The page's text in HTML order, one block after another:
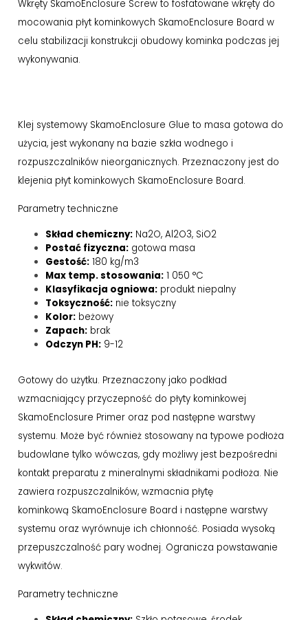
Wkręty SkamoEnclosure Screw to fosfatowane wkręty do
mocowania płyt kominkowych SkamoEnclosure Board w
celu stabilizacji konstrukcji obudowy kominka podczas jej
wykonywania.
Klej systemowy SkamoEnclosure Glue to masa gotowa do
użycia, jest wykonany na bazie szkła wodnego i
rozpuszczalników nieorganicznych. Przeznaczony jest do
klejenia płyt kominkowych SkamoEnclosure Board.
Parametry techniczne
Skład chemiczny: Na2O, Al2O3, SiO2
Postać fizyczna: gotowa masa
Gestość: 180 kg/m3
Max temp. stosowania: 1 050 °C
Klasyfikacja ogniowa: produkt niepalny
Toksyczność: nie toksyczny
Kolor: beżowy
Zapach: brak
Odczyn PH: 9-12
Gotowy do użytku. Przeznaczony jako podkład
wzmacniający przyczepność do płyty kominkowej
SkamoEnclosure Primer oraz pod następne warstwy
systemu. Może być również stosowany na typowe podłoża
budowlane tylko wówczas, gdy możliwy jest bezpośredni
kontakt preparatu z mineralnymi składnikami podłoża. Nie
zawiera rozpuszczalników, wzmacnia płytę
kominkową SkamoEnclosure Board i następne warstwy
systemu oraz wyrównuje ich chłonność. Posiada wysoką
przepuszczalność pary wodnej. Ogranicza powstawanie
wykwitów.
Parametry techniczne